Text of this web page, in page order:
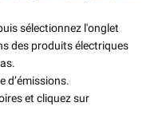
sélectionnez l'onglet
des produits électriques
d’émissions.
et cliquez sur